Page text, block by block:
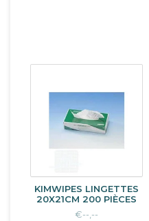
KIMWIPES LINGETTES
20X21CM 200 PIÈCES
€--,--